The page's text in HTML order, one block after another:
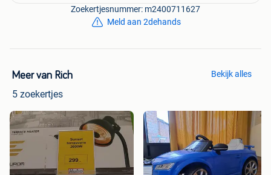
Zoekertjesnummer: m2400711627
Meld aan 2dehands
Meer van Rich
5 zoekertjes
Bekijk alles